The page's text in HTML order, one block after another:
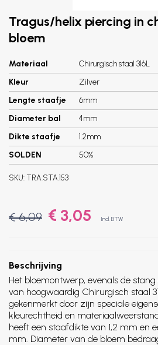
Tragus/helix piercing in
bloem
Materiaal
Chirurgisch staal 316L
Kleur
Zilver
Lengte staafje
6mm
Diameter bal
4mm
Dikte staafje
1.2mm
SOLDEN
50%
SKU: TRA.STA.153
€ 6,09 € 3,05 Incl. BTW
Beschrijving
Het bloemontwerp, evenals de
van hoogwaardig Chirurgisch staal
gekenmerkt door zijn speciale
kleurechtheid en
heeft een staafdikte van 1,2 mm en
mm. Diameter van de bloem